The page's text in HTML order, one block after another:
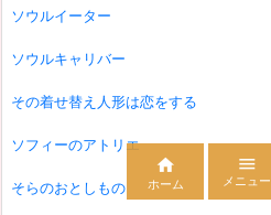
ソウルイーター
ソウルキャリバー
その着せ替え人形は恋をする
ソフィーのアトリエ
そらのおとしもの

ホーム

メニュー